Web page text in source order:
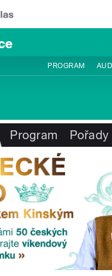
obsahu
PROGRAM
Program Pořady